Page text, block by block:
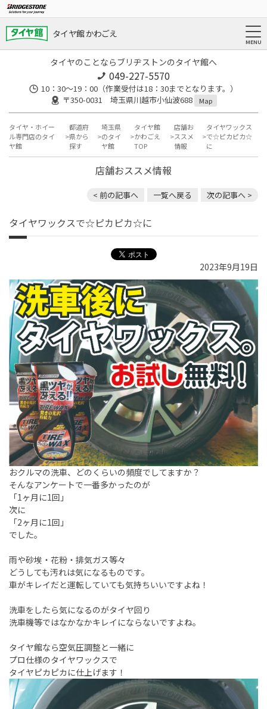
タイヤ館 かわごえ
タイヤのことならブリヂストンのタイヤ館へ
049-227-5570
10：30～19：00（作業受付は18：30までとなります。）
〒350-0031 埼玉県川越市小仙波688
Map
タイヤ・ホイー
ル専門店のタイ
ヤ館
都道府
県から
探す
埼玉県
のタイ
ヤ館
タイヤ館
かわごえ
TOP
店舗お
ススメ
情報
タイヤワックス
で☆ピカピカ☆
に
店舗おススメ情報
< 前の記事へ 一覧へ戻る 次の記事へ >
タイヤワックスで☆ピカピカ☆に
2023年9月19日
おクルマの洗車、どのくらいの頻度でしてますか？
そんなアンケートで一番多かったのが
「1ヶ月に1回」
次に
「2ヶ月に1回」
でした。
雨や砂埃・花粉・排気ガス等々
どうしても汚れは気になるものです。
車がキレイだと運転していても気持ちいいですよね！
洗車をしたら気になるのがタイヤ回り
洗車機等ではなかなかキレイにならないですよね。
タイヤ館なら空気圧調整と一緒に
プロ仕様のタイヤワックスで
タイヤピカピカに仕上げます！